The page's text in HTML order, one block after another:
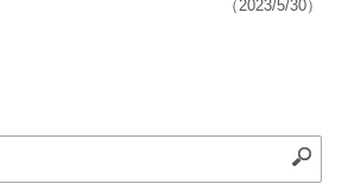
（2023/5/30）